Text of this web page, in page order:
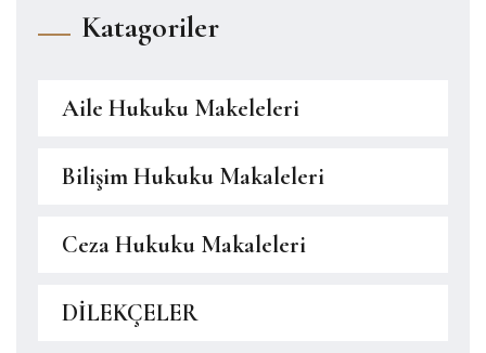
Katagoriler
Aile Hukuku Makeleleri
Bilişim Hukuku Makaleleri
Ceza Hukuku Makaleleri
DİLEKÇELER